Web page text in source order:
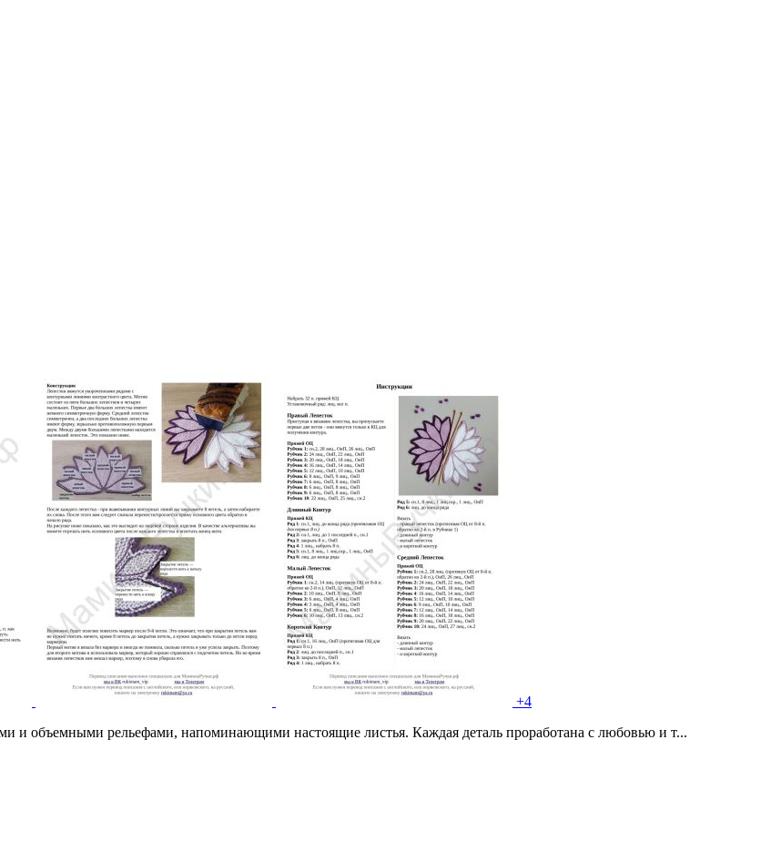
+4
и объемными рельефами, напоминающими настоящие листья. Каждая деталь проработана с любовью и т...